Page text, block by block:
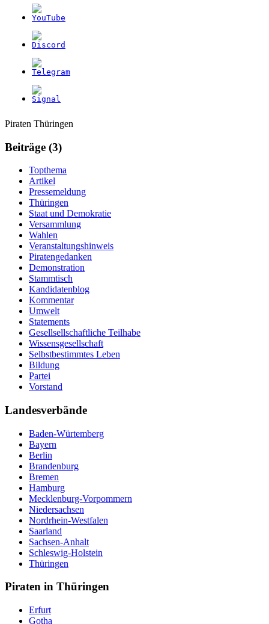
Weitere
Informationen
Navigation
Piraten Thüringen
Beiträge (3)
Topthema
Artikel
Pressemeldung
Thüringen
Staat und Demokratie
Versammlung
Wahlen
Veranstaltungshinweis
Piratengedanken
Demonstration
Stammtisch
Kandidatenblog
Kommentar
Umwelt
Statements
Gesellsellschaftliche Teilhabe
Wissensgesellschaft
Selbstbestimmtes Leben
Bildung
Partei
Vorstand
Landesverbände
Baden-Würtemberg
Bayern
Berlin
Brandenburg
Bremen
Hamburg
Mecklenburg-Vorpommern
Niedersachsen
Nordrhein-Westfalen
Saarland
Sachsen-Anhalt
Schleswig-Holstein
Thüringen
Piraten in Thüringen
Erfurt
Gotha